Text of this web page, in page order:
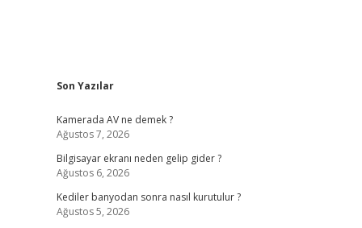
Sidebar
Son Yazılar
Kamerada AV ne demek ?
Ağustos 7, 2026
Bilgisayar ekranı neden gelip gider ?
Ağustos 6, 2026
Kediler banyodan sonra nasıl kurutulur ?
Ağustos 5, 2026